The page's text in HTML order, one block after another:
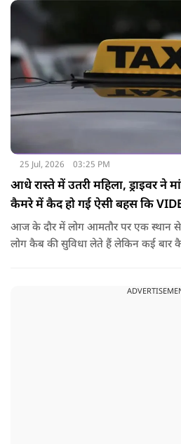
25 Jul, 2026 03:25 PM
आधे रास्ते में उतरी महिला, ड्राइवर ने
कैमरे में कैद हो गई ऐसी बहस कि
आज के दौर में लोग आमतौर पर एक स्थान
लोग कैब की सुविधा लेते हैं लेकिन कई बार
रास्ते में किसी वजह से उसने अपना प्लान बदल